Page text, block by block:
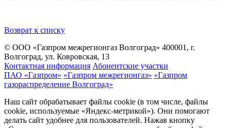
Возврат к списку
© ООО «Газпром межрегионгаз Волгоград» 400001, г.
Волгоград, ул. Ковровская, 13
Контактная информация Абонентские участки
ПАО «Газпром» «Газпром межрегионгаз» «Газпром
газораспределение Волгоград»
Наш сайт обрабатывает файлы cookie (в том числе, файлы
cookie, используемые «Яндекс-метрикой»). Они помогают
делать сайт удобнее для пользователей. Нажав кнопку